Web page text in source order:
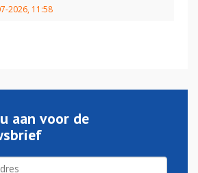
2026, 11:58
aan voor de